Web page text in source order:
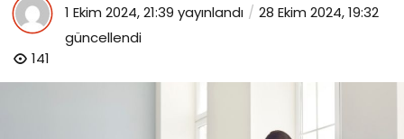
1 Ekim 2024, 21:39 yayınlandı
28 Ekim 2024, 19:32
güncellendi
141